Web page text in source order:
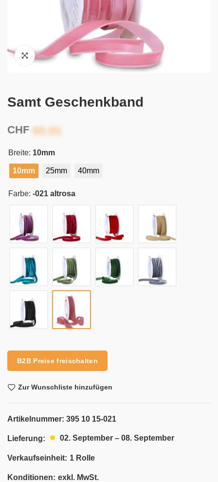
Samt Geschenkband
CHF
Breite: 10mm
10mm 25mm 40mm
Farbe: -021 altrosa
B2B Preise freischalten
Zur Wunschliste hinzufügen
Artikelnummer: 395 10 15-021
Lieferung: 02. September – 08. September
Verkaufseinheit: 1 Rolle
Konditionen: exkl. MwSt.